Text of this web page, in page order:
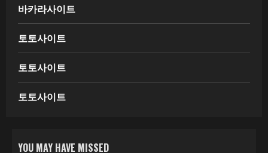
바카라사이트
토토사이트
토토사이트
토토사이트
YOU MAY HAVE MISSED